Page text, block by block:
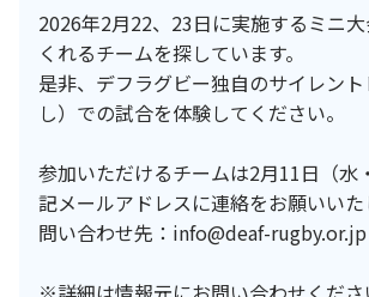
2026年2月22、23日に実施するミニ
くれるチームを探しています。
是非、デフラグビー独自のサイレン
し）での試合を体験してください。
参加いただけるチームは2月11日（水
記メールアドレスに連絡をお願いいた
問い合わせ先：info@deaf-rugby.or.jp